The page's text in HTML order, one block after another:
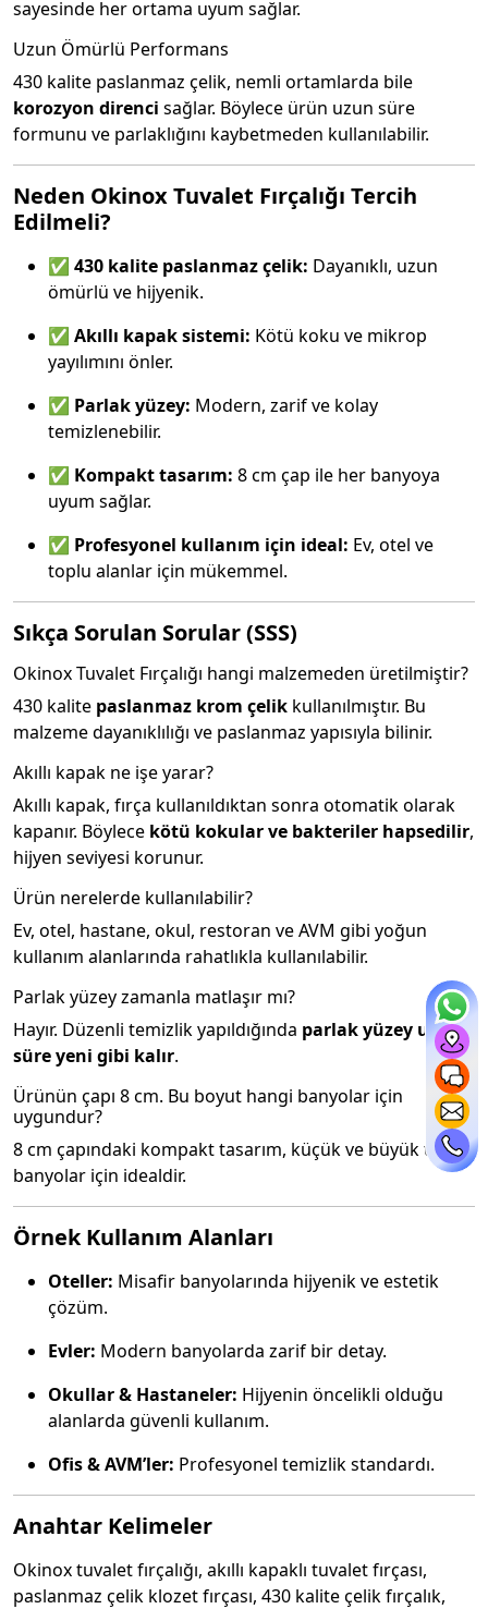
sayesinde her ortama uyum sağlar.
Uzun Ömürlü Performans
430 kalite paslanmaz çelik, nemli ortamlarda bile
korozyon direnci sağlar. Böylece ürün uzun süre
formunu ve parlaklığını kaybetmeden kullanılabilir.
Neden Okinox Tuvalet Fırçalığı Tercih
Edilmeli?
✅ 430 kalite paslanmaz çelik: Dayanıklı, uzun
ömürlü ve hijyenik.
✅ Akıllı kapak sistemi: Kötü koku ve mikrop
yayılımını önler.
✅ Parlak yüzey: Modern, zarif ve kolay
temizlenebilir.
✅ Kompakt tasarım: 8 cm çap ile her banyoya
uyum sağlar.
✅ Profesyonel kullanım için ideal: Ev, otel ve
toplu alanlar için mükemmel.
Sıkça Sorulan Sorular (SSS)
Okinox Tuvalet Fırçalığı hangi malzemeden üretilmiştir?
430 kalite paslanmaz krom çelik kullanılmıştır. Bu
malzeme dayanıklılığı ve paslanmaz yapısıyla bilinir.
Akıllı kapak ne işe yarar?
Akıllı kapak, fırça kullanıldıktan sonra otomatik olarak
kapanır. Böylece kötü kokular ve bakteriler hapsedilir,
hijyen seviyesi korunur.
Ürün nerelerde kullanılabilir?
Ev, otel, hastane, okul, restoran ve AVM gibi yoğun
kullanım alanlarında rahatlıkla kullanılabilir.
Parlak yüzey zamanla matlaşır mı?
Hayır. Düzenli temizlik yapıldığında parlak yüzey uzun
süre yeni gibi kalır.
Ürünün çapı 8 cm. Bu boyut hangi banyolar için
uygundur?
8 cm çapındaki kompakt tasarım, küçük ve büyük tüm
banyolar için idealdir.
Örnek Kullanım Alanları
Oteller: Misafir banyolarında hijyenik ve estetik
çözüm.
Evler: Modern banyolarda zarif bir detay.
Okullar & Hastaneler: Hijyenin öncelikli olduğu
alanlarda güvenli kullanım.
Ofis & AVM’ler: Profesyonel temizlik standardı.
Anahtar Kelimeler
Okinox tuvalet fırçalığı, akıllı kapaklı tuvalet fırçası,
paslanmaz çelik klozet fırçası, 430 kalite çelik fırçalık,